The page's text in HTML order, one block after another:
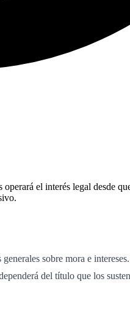
el interés legal desde
sobre mora e
del título que los